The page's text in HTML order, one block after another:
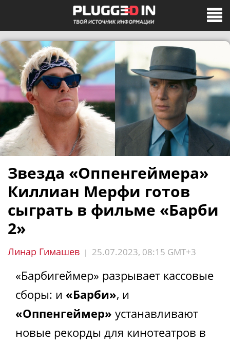
Звезда «Оппенгеймера»
Киллиан Мерфи готов
сыграть в фильме «Барби
2»
Линар Гимашев | 25.07.2023, 08:15 GMT+3
«Барбигеймер» разрывает кассовые
сборы: и «Барби», и
«Оппенгеймер» устанавливают
новые рекорды для кинотеатров в